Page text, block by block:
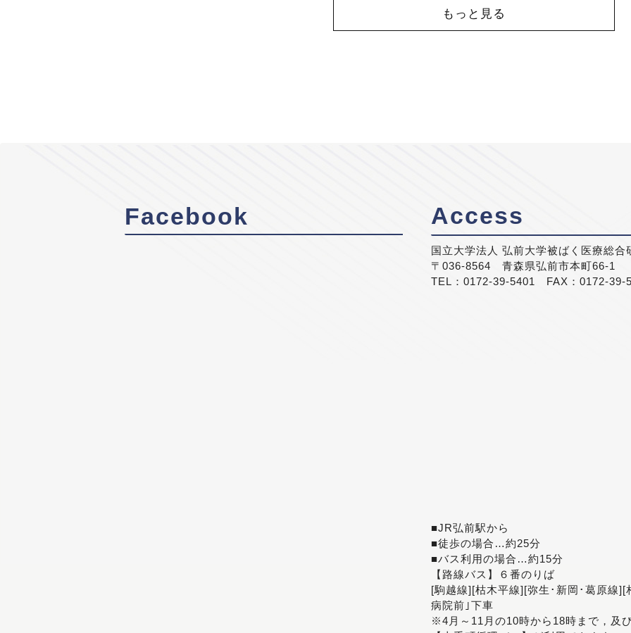
もっと見る
Facebook Access
国立大学法人 弘前大学被ばく医療総合
〒036-8564 青森県弘前市本町66-1
TEL：0172-39-5401 FAX：0172-39-
■JR弘前駅から
■徒歩の場合…約25分
■バス利用の場合…約15分
【路線バス】６番のりば
[駒越線][枯木平線][弥生･新岡･葛原線
病院前｣下車
※4月～11月の10時から18時まで，及